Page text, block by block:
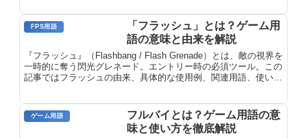
FPS用語
「フラッシュ」とは？ゲーム用
語の意味と由来を解説
『フラッシュ』（Flashbang / Flash Grenade）とは、敵の視界を
一時的に奪う閃光グレネード。エントリー時の必須ツール。この
記事ではフラッシュの由来、具体的な使用例、関連用語、使いこ
ゲーム用語
フルバイとは？ゲーム用語の意
味と使い方を徹底解説